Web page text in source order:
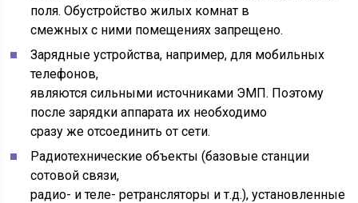
поля. Обустройство жилых комнат в
смежных с ними помещениях запрещено.
Зарядные устройства, например, для мобильных
телефонов,
являются сильными источниками ЭМП. Поэтому
после зарядки аппарата их необходимо
сразу же отсоединить от сети.
Радиотехнические объекты (базовые станции
сотовой связи,
радио- и теле- ретрансляторы и т.д.), установленные